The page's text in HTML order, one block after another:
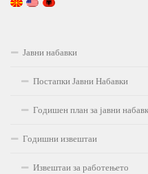
Јавни набавки
Постапки Јавни Набавки
Годишен план за јавни
Годишни извештаи
Извештаи за работењето